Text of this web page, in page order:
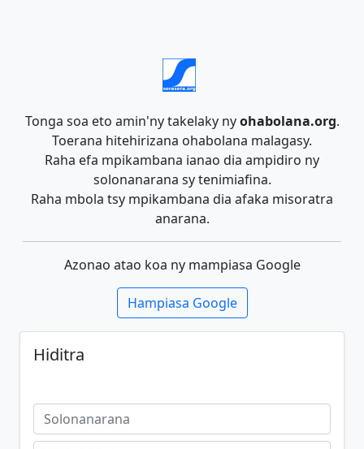
Tonga soa eto amin'ny takelaky nyohabolana.org.
Toerana hitehirizana ohabolana malagasy.
Raha efa mpikambana ianao dia ampidiro ny
solonanarana sy tenimiafina.
Raha mbola tsy mpikambana dia afaka misoratra
anarana.
Azonao atao koa ny mampiasa Google
Hampiasa Google
Hiditra